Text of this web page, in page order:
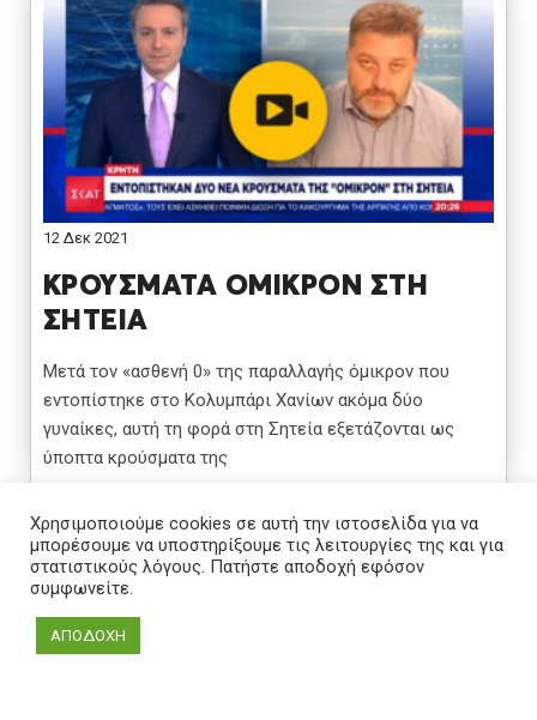
12 Δεκ 2021
ΚΡΟΥΣΜΑΤΑ ΟΜΙΚΡΟΝ ΣΤΗ
ΣΗΤΕΙΑ
Μετά τον «ασθενή 0» της παραλλαγής όμικρον που
εντοπίστηκε στο Κολυμπάρι Χανίων ακόμα δύο
γυναίκες, αυτή τη φορά στη Σητεία εξετάζονται ως
ύποπτα κρούσματα της
Χρησιμοποιούμε cookies σε αυτή την ιστοσελίδα για να
μπορέσουμε να υποστηρίξουμε τις λειτουργίες της και για
στατιστικούς λόγους. Πατήστε αποδοχή εφόσον
συμφωνείτε.
ΑΠΟΔΟΧΗ